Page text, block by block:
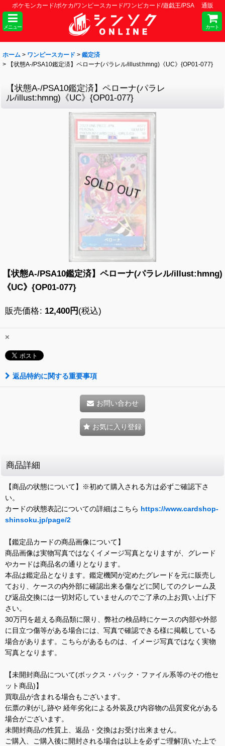
ポケモンカード/ポケカ/ワンピースカード/ワンピカード/遊戯王/PSA 通販
メニュー カート
ホーム > ワンピースカード > 鑑定済
>
【状態A-/PSA10鑑定済】ペローナ(パラレル/illust:hmng)《UC》{OP01-077}
【状態A-/PSA10鑑定済】ペローナ(パラレ
ル/illust:hmng)《UC》{OP01-077}
【状態A-/PSA10鑑定済】ペローナ(パラレル/illust:hmng)
《UC》{OP01-077}
販売価格: 12,400円 (税込)
×
返品特約に関する重要事項
お問い合わせ
お気に入り登録
商品詳細
【商品の状態について】※初めて購入される方は必ずご確認下さ
い。
カードの状態表記についての詳細はこちら https://www.cardshop-
shinsoku.jp/page/2
【鑑定品カードの商品画像について】
商品画像は実物写真ではなくイメージ写真となりますが、グレード
やカードは商品名の通りとなります。
本品は鑑定品となります。鑑定機関が定めたグレードを元に販売し
ており、ケースの内外部に確認出来る傷などに関してのクレーム及
び返品交換には一切対応していませんのでご了承の上お買い上げ下
さい。
30万円を超える商品類に限り、弊社の検品時にケースの内部や外部
に目立つ傷等がある場合には、写真で確認できる様に掲載している
場合があります。こちらがあるものは、イメージ写真ではなく実物
写真となります。
【未開封商品について(ボックス・パック・ファイル系等のその他セ
ット商品)】
買取品が含まれる場合もございます。
伝票の剥がし跡や 経年劣化による外装及び内容物の品質変化がある
場合がございます。
未開封商品の性質上、返品・交換はお受け出来ません。
ご購入、ご購入後に開封される場合は以上を必ずご理解頂いた上で